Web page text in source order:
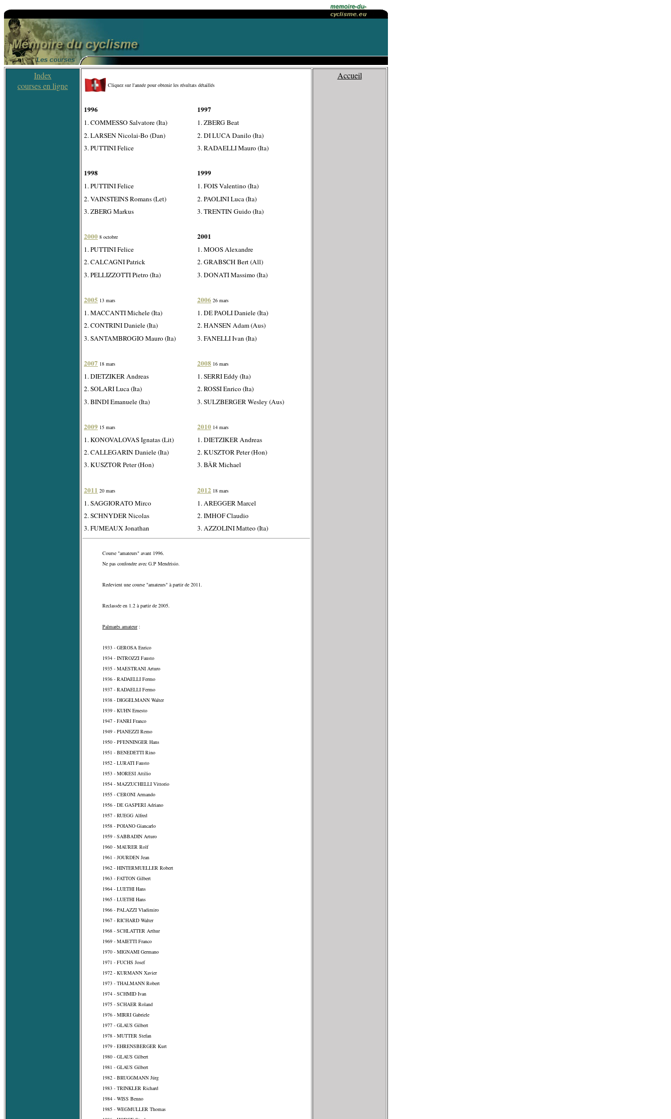
Index
courses en ligne
Cliquez sur l'année pour obtenir les résultats détaillés
1996
1. COMMESSO Salvatore (Ita)
2. LARSEN Nicolai-Bo (Dan)
3. PUTTINI Felice
1998
1. PUTTINI Felice
2. VAINSTEINS Romans (Let)
3. ZBERG Markus
2000 8 octobre
1. PUTTINI Felice
2. CALCAGNI Patrick
3. PELLIZZOTTI Pietro (Ita)
2005 13 mars
1. MACCANTI Michele (Ita)
2. CONTRINI Daniele (Ita)
3. SANTAMBROGIO Mauro (Ita)
2007 18 mars
1. DIETZIKER Andreas
2. SOLARI Luca (Ita)
3. BINDI Emanuele (Ita)
2009 15 mars
1. KONOVALOVAS Ignatas (Lit)
2. CALLEGARIN Daniele (Ita)
3. KUSZTOR Peter (Hon)
2011 20 mars
1. SAGGIORATO Mirco
2. SCHNYDER Nicolas
3. FUMEAUX Jonathan
1997
1. ZBERG Beat
2. DI LUCA Danilo (Ita)
3. RADAELLI Mauro (Ita)
1999
1. FOIS Valentino (Ita)
2. PAOLINI Luca (Ita)
3. TRENTIN Guido (Ita)
2001
1. MOOS Alexandre
2. GRABSCH Bert (All)
3. DONATI Massimo (Ita)
2006 26 mars
1. DE PAOLI Daniele (Ita)
2. HANSEN Adam (Aus)
3. FANELLI Ivan (Ita)
2008 16 mars
1. SERRI Eddy (Ita)
2. ROSSI Enrico (Ita)
3. SULZBERGER Wesley (Aus)
2010 14 mars
1. DIETZIKER Andreas
2. KUSZTOR Peter (Hon)
3. BÄR Michael
2012 18 mars
1. AREGGER Marcel
2. IMHOF Claudio
3. AZZOLINI Matteo (Ita)
Course "amateurs" avant 1996.
Ne pas confondre avec G.P Mendrisio.
Redevient une course "amateurs" à partir de 2011.
Reclassée en 1.2 à partir de 2005.
Palmarès amateur:
1933 - GEROSA Enrico
1934 - INTROZZI Fausto
1935 - MAESTRANI Arturo
1936 - RADAELLI Fermo
1937 - RADAELLI Fermo
1938 - DIGGELMANN Walter
1939 - KUHN Ernesto
1947 - FANRI Franco
1949 - PIANEZZI Remo
1950 - PFENNINGER Hans
1951 - BENEDETTI Rino
1952 - LURATI Fausto
1953 - MORESI Attilio
1954 - MAZZUCHELLI Vittorio
1955 - CERONI Armando
1956 - DE GASPERI Adriano
1957 - RUEGG Alfred
1958 - POIANO Giancarlo
1959 - SABBADIN Arturo
1960 - MAURER Rolf
1961 - JOURDEN Jean
1962 - HINTERMUELLER Robert
1963 - FATTON Gilbert
1964 - LUETHI Hans
1965 - LUETHI Hans
1966 - PALAZZI Vladimiro
1967 - RICHARD Walter
1968 - SCHLATTER Arthur
1969 - MAIETTI Franco
1970 - MIGNAMI Germano
1971 - FUCHS Josef
1972 - KURMANN Xavier
1973 - THALMANN Robert
1974 - SCHMID Ivan
1975 - SCHAER Roland
1976 - MIRRI Gabriele
1977 - GLAUS Gilbert
1978 - MUTTER Stefan
1979 - EHRENSBERGER Kurt
1980 - GLAUS Gilbert
1981 - GLAUS Gilbert
1982 - BRUGGMANN Jürg
1983 - TRINKLER Richard
1984 - WISS Benno
1985 - WEGMULLER Thomas
Accueil